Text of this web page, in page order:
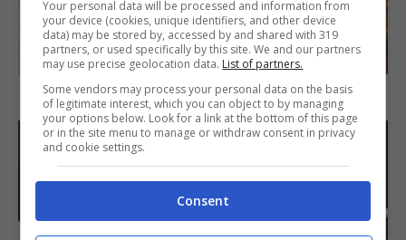
SECONDI PIATTI
Arista di maiale al latte
Your personal data will be processed and information from
your device (cookies, unique identifiers, and other device
data) may be stored by, accessed by and shared with 319
partners, or used specifically by this site. We and our partners
may use precise geolocation data. List of partners.
Some vendors may process your personal data on the basis
of legitimate interest, which you can object to by managing
your options below. Look for a link at the bottom of this page
or in the site menu to manage or withdraw consent in privacy
and cookie settings.
Consent